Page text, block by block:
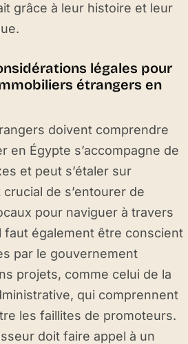
grâce à leur histoire et leur
légales pour
étrangers en
doivent comprendre
en Égypte s’accompagne de
et peut s’étaler sur
de s’entourer de
pour naviguer à travers
faut également être conscient
par le gouvernement
projets, comme celui de la
qui comprennent
les faillites de promoteurs.
doit faire appel à un